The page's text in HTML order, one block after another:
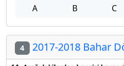
A B C
4 2017-2018 Bahar